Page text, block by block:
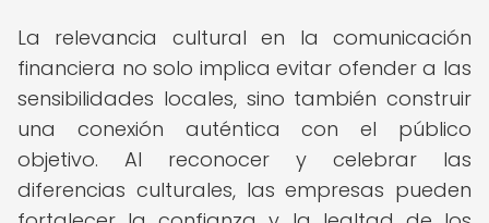
La relevancia cultural en la comunicación
financiera no solo implica evitar ofender a las
sensibilidades locales, sino también construir
una conexión auténtica con el público
objetivo. Al reconocer y celebrar las
diferencias culturales, las empresas pueden